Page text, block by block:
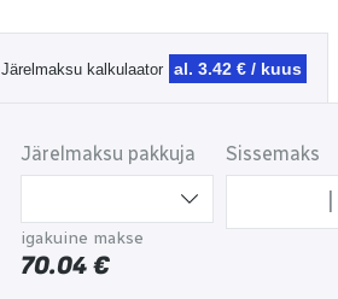
Järelmaksu kalkulaator al. 3.42 € / kuus
Järelmaksu pakkuja Sissemaks
igakuine makse
70.04€